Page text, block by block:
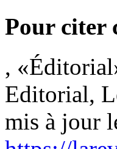
Pour citer
,
Editorial,
mis à jour